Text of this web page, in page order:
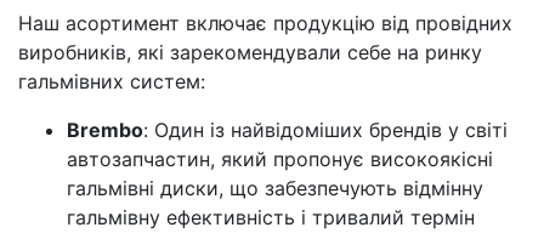
Наш асортимент включає продукцію від провідних
виробників, які зарекомендували себе на ринку
гальмівних систем:
Brembo: Один із найвідоміших брендів у світі
автозапчастин, який пропонує високоякісні
гальмівні диски, що забезпечують відмінну
гальмівну ефективність і тривалий термін